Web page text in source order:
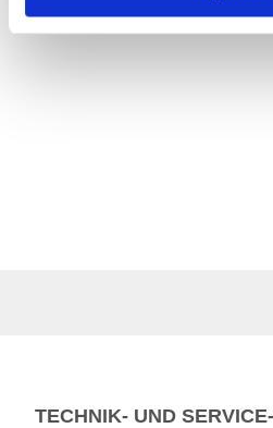
TECHNIK- UND